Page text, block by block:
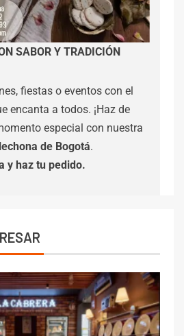
SABOR Y TRADICIÓN
fiestas o eventos con el
encanta a todos. ¡Haz de
especial con nuestra
de Bogotá.
y haz tu pedido.